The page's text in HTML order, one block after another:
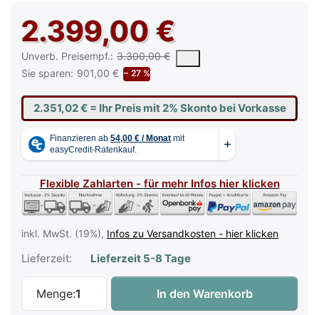
2.399,00 €
Unverb. Preisempf.: 3.300,00 €
Die UVP ist der vorgeschlagene oder empfohlene
Sie sparen: 901,00 € − 27 %
2.351,02 € = Ihr Preis mit 2% Skonto bei Vorkasse
Flexible Zahlarten - für mehr Infos hier klicken
inkl. MwSt. (19%), Infos zu Versandkosten - hier klicken
Lieferzeit: Lieferzeit 5-8 Tage
Menge:1
Kawai CA-501 R Digitalpiano Rosenholz
In den Warenkorb